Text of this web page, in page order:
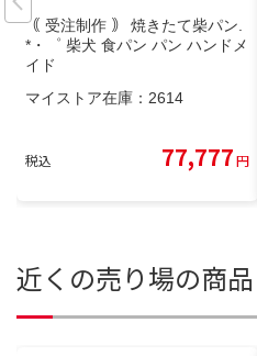
｟ 受注制作 ｠ 焼きたて柴パン.
*・゜ 柴犬 食パン パン ハンドメ
イド
マイストア在庫： 2614
税込 77,777円
近くの売り場の商品